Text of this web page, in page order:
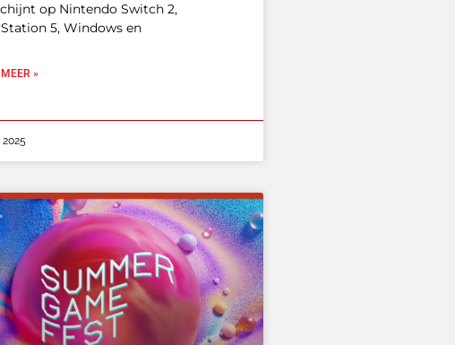
op Nintendo Switch 2,
5, Windows en
MEER »
2025